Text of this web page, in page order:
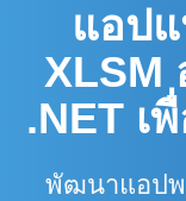
แอปแ
XLSM
.NET เ
พัฒนาแอปพ